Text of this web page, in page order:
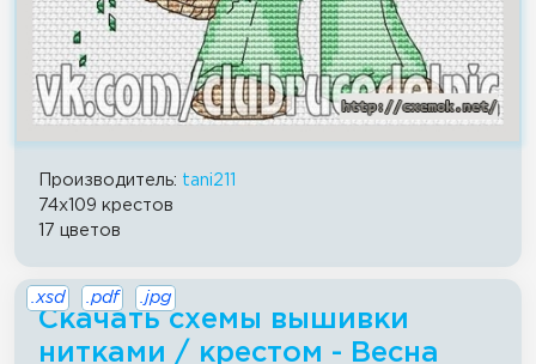
Производитель: tani211
74x109 крестов
17 цветов
Скачать схемы вышивки
нитками / крестом - Весна
.xsd .pdf .jpg